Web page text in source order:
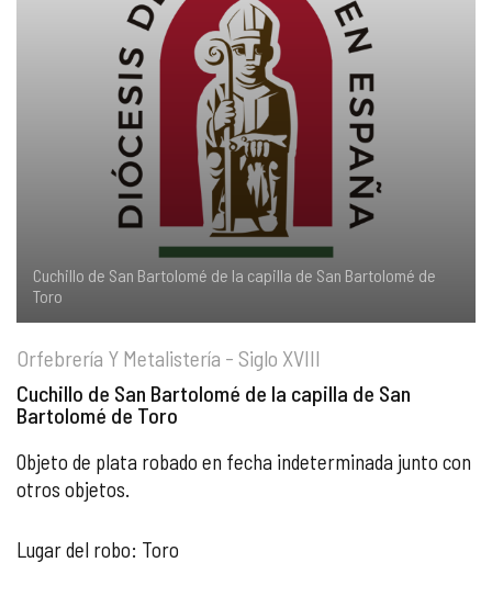
Cuchillo de San Bartolomé de la capilla de San Bartolomé de
Toro
Orfebrería Y Metalistería - Siglo XVIII
Cuchillo de San Bartolomé de la capilla de San
Bartolomé de Toro
Objeto de plata robado en fecha indeterminada junto con
otros objetos.
Lugar del robo: Toro
DOCTRINA DE LA IGLESIA
PORTAL DE TRANSPARENCIA
RENDICIÓN CUENTAS ENTIDADES RELIGIOSAS
PREGUNTAS FRECUENTES
PASTORAL SAMARITANA
CENTROS SOCIALES
APOSTOLADO SEGLAR
VIDA CONSAGRADA